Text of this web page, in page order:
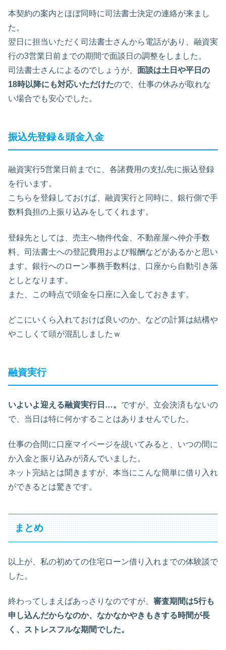
本契約の案内とほぼ同時に司法書士決定の連絡が来まし
た。
翌日に担当いただく司法書士さんから電話があり、融資実
行の3営業日前までの期間で面談日の調整をしました。
司法書士さんによるのでしょうが、 面談は土日や平日の
18時以降にも対応いただけたので、仕事の休みが取れな
い場合でも安心でした。
振込先登録＆頭金入金
融資実行5営業日前までに、各諸費用の支払先に振込登録
を行います。
こちらを登録しておけば、融資実行と同時に、銀行側で手
数料負担の上振り込みをしてくれます。
登録先としては、売主へ物件代金、不動産屋へ仲介手数
料、司法書士への登記費用および報酬などがあるかと思い
ます。銀行へのローン事務手数料は、口座から自動引き落
としとなります。
また、この時点で頭金を口座に入金しておきます。
どこにいくら入れておけば良いのか、などの計算は結構や
やこしくて頭が混乱しましたｗ
融資実行
いよいよ迎える融資実行日…。 ですが、立会決済もないの
で、当日は特に何かすることはありませんでした。
仕事の合間に口座マイページを覘いてみると、いつの間に
か入金と振り込みが済んでいました。
ネット完結とは聞きますが、本当にこんな簡単に借り入れ
ができるとは驚きです。
まとめ
以上が、私の初めての住宅ローン借り入れまでの体験談で
した。
終わってしまえばあっさりなのですが、 審査期間は5行も
申し込んだからなのか、なかなかやきもきする時間が長
く、ストレスフルな期間でした。